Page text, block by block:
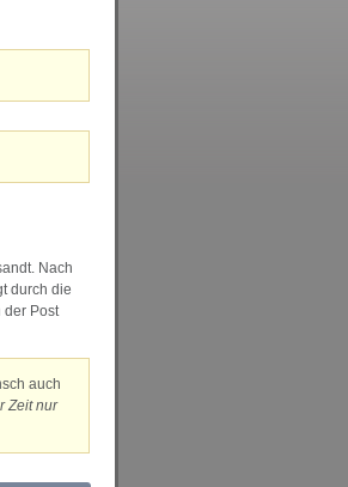
Nach
durch die
der Post
auch
Zeit nur